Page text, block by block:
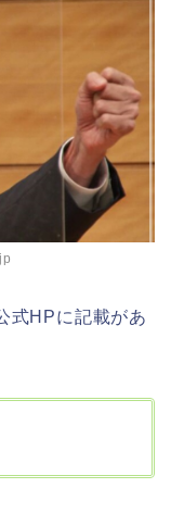
式HPに記載があ